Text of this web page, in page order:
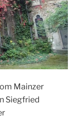
Mainzer
Siegfried